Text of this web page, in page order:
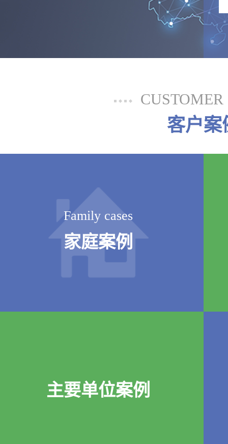
CUSTOMER
客户案
Family cases
家庭案例
主要单位案例